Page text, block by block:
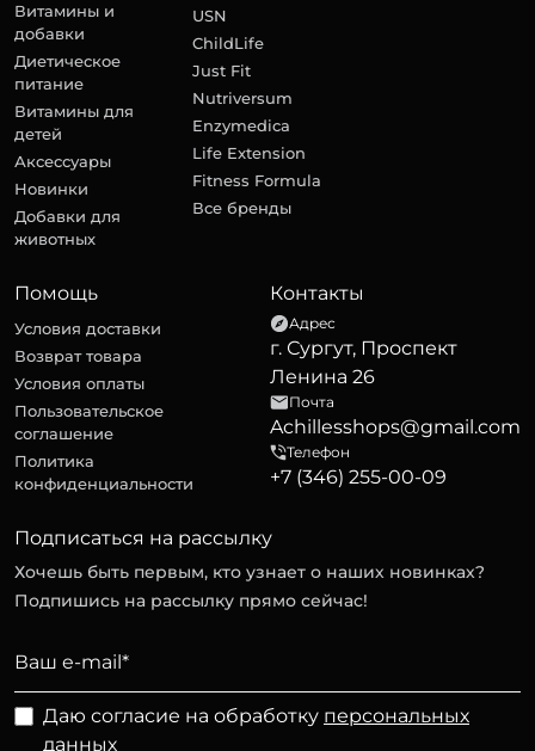
Витамины и
добавки
Диетическое
питание
Витамины для
детей
Аксессуары
Новинки
Добавки для
животных
USN
ChildLife
Just Fit
Nutriversum
Enzymedica
Life Extension
Fitness Formula
Все бренды
Помощь
Условия доставки
Возврат товара
Условия оплаты
Пользовательское
соглашение
Политика
конфиденциальности
Контакты
Адрес
г. Сургут, Проспект
Ленина 26
Почта
Achillesshops@gmail.com
Телефон
+7 (346) 255-00-09
Подписаться на рассылку
Хочешь быть первым, кто узнает о наших новинках?
Подпишись на рассылку прямо сейчас!
Даю согласие на обработку персональных
данных